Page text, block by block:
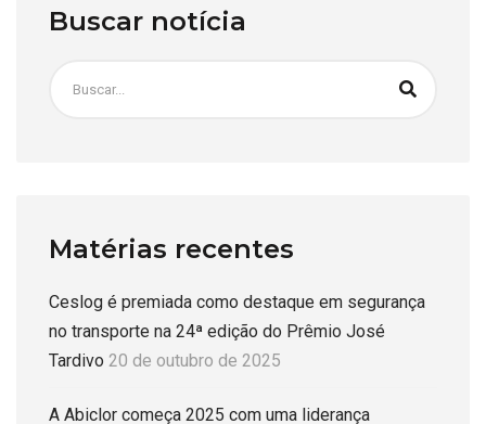
Buscar notícia
Matérias recentes
Ceslog é premiada como destaque em segurança
no transporte na 24ª edição do Prêmio José
Tardivo 20 de outubro de 2025
A Abiclor começa 2025 com uma liderança